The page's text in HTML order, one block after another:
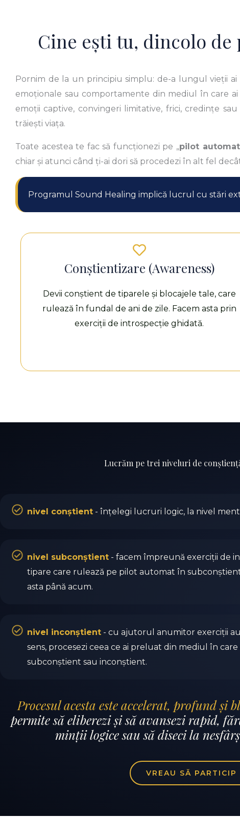
Cine ești tu, dincolo de
Pornim de la un principiu simplu: de-a lungul vieții
emoționale sau comportamente din mediul în care
emoții captive, convingeri limitative, frici, credințe
trăiești viața.
Toate acestea te fac să funcționezi pe „pilot automat
chiar și atunci când ți-ai dori să procedezi în alt fel
Programul Sound Healing implică lucrul cu stări
Conștientizare (Awareness)
Devii conștient de tiparele și blocajele tale, care
rulează în fundal de ani de zile. Facem asta prin
exerciții de introspecție ghidată.
Lucrăm pe trei niveluri de
nivel conștient- înțelegi lucruri logic, la nivel
nivel subconștient- facem împreună exerciții de
tipare care rulează pe pilot automat în
asta până acum.
nivel inconștient- cu ajutorul anumitor exerciții
sens, procesezi ceea ce ai preluat din mediul în care
subconștient sau inconștient.
Procesul acesta este accelerat, profund și
permite să eliberezi și să avansezi rapid,
minții logice sau să diseci la
VREAU SĂ PARTICIP